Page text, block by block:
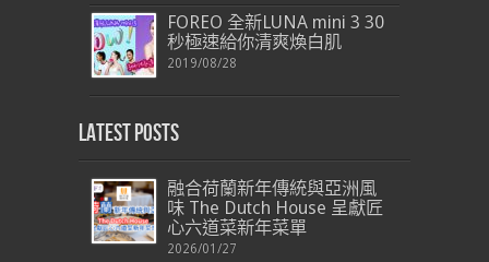
FOREO 全新LUNA mini 3 30
秒極速給你清爽煥白肌
2019/08/28
Latest Posts
融合荷蘭新年傳統與亞洲風
味 The Dutch House 呈獻匠
心六道菜新年菜單
2026/01/27